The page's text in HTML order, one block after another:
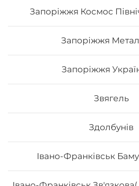
Запоріжжя Космос
Запоріжжя
Запоріжжя
Звягель
Здолбунів
Івано-Франківськ
160₴